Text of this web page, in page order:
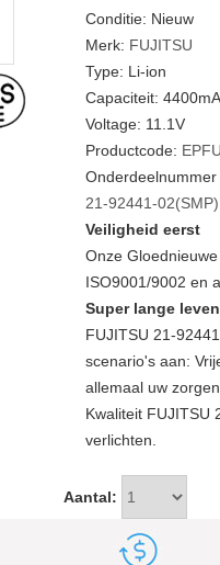
Conditie: Nieuw
Merk: FUJITSU
Type: Li-ion
Capaciteit:
Voltage: 11.1V
Productcode:
Onderdeelnummer
21-92441-02(SMP)
Veiligheid eerst
Onze
ISO9001/9002 en
Super lange
FUJITSU 21-
scenario's aan:
allemaal uw
Kwaliteit FUJITSU
verlichten.
Aantal: